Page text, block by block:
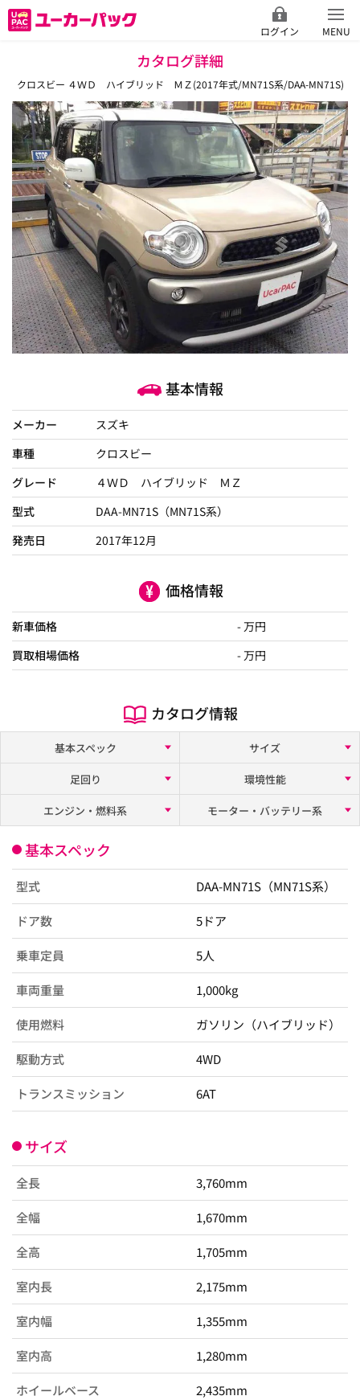
ログイン MENU
カタログ詳細
クロスビー ４ＷＤ ハイブリッド ＭＺ(2017年式/MN71S系/DAA-MN71S)
基本情報
メーカー
スズキ
車種
クロスビー
グレード
４ＷＤ ハイブリッド ＭＺ
型式
DAA-MN71S（MN71S系）
発売日
2017年12月
価格情報
新車価格
- 万円
買取相場価格
- 万円
カタログ情報
基本スペック
サイズ
足回り
環境性能
エンジン・燃料系
モーター・バッテリー系
基本スペック
型式 DAA-MN71S（MN71S系）
ドア数 5ドア
乗車定員 5人
車両重量 1,000kg
使用燃料 ガソリン（ハイブリッド）
駆動方式 4WD
トランスミッション 6AT
サイズ
全長 3,760mm
全幅 1,670mm
全高 1,705mm
室内長 2,175mm
室内幅 1,355mm
室内高 1,280mm
ホイールベース 2,435mm